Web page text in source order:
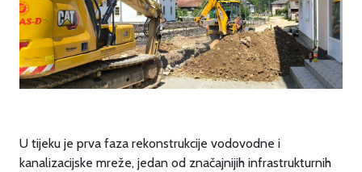
U tijeku je prva faza rekonstrukcije vodovodne i
kanalizacijske mreže, jedan od značajnijih infrastrukturnih